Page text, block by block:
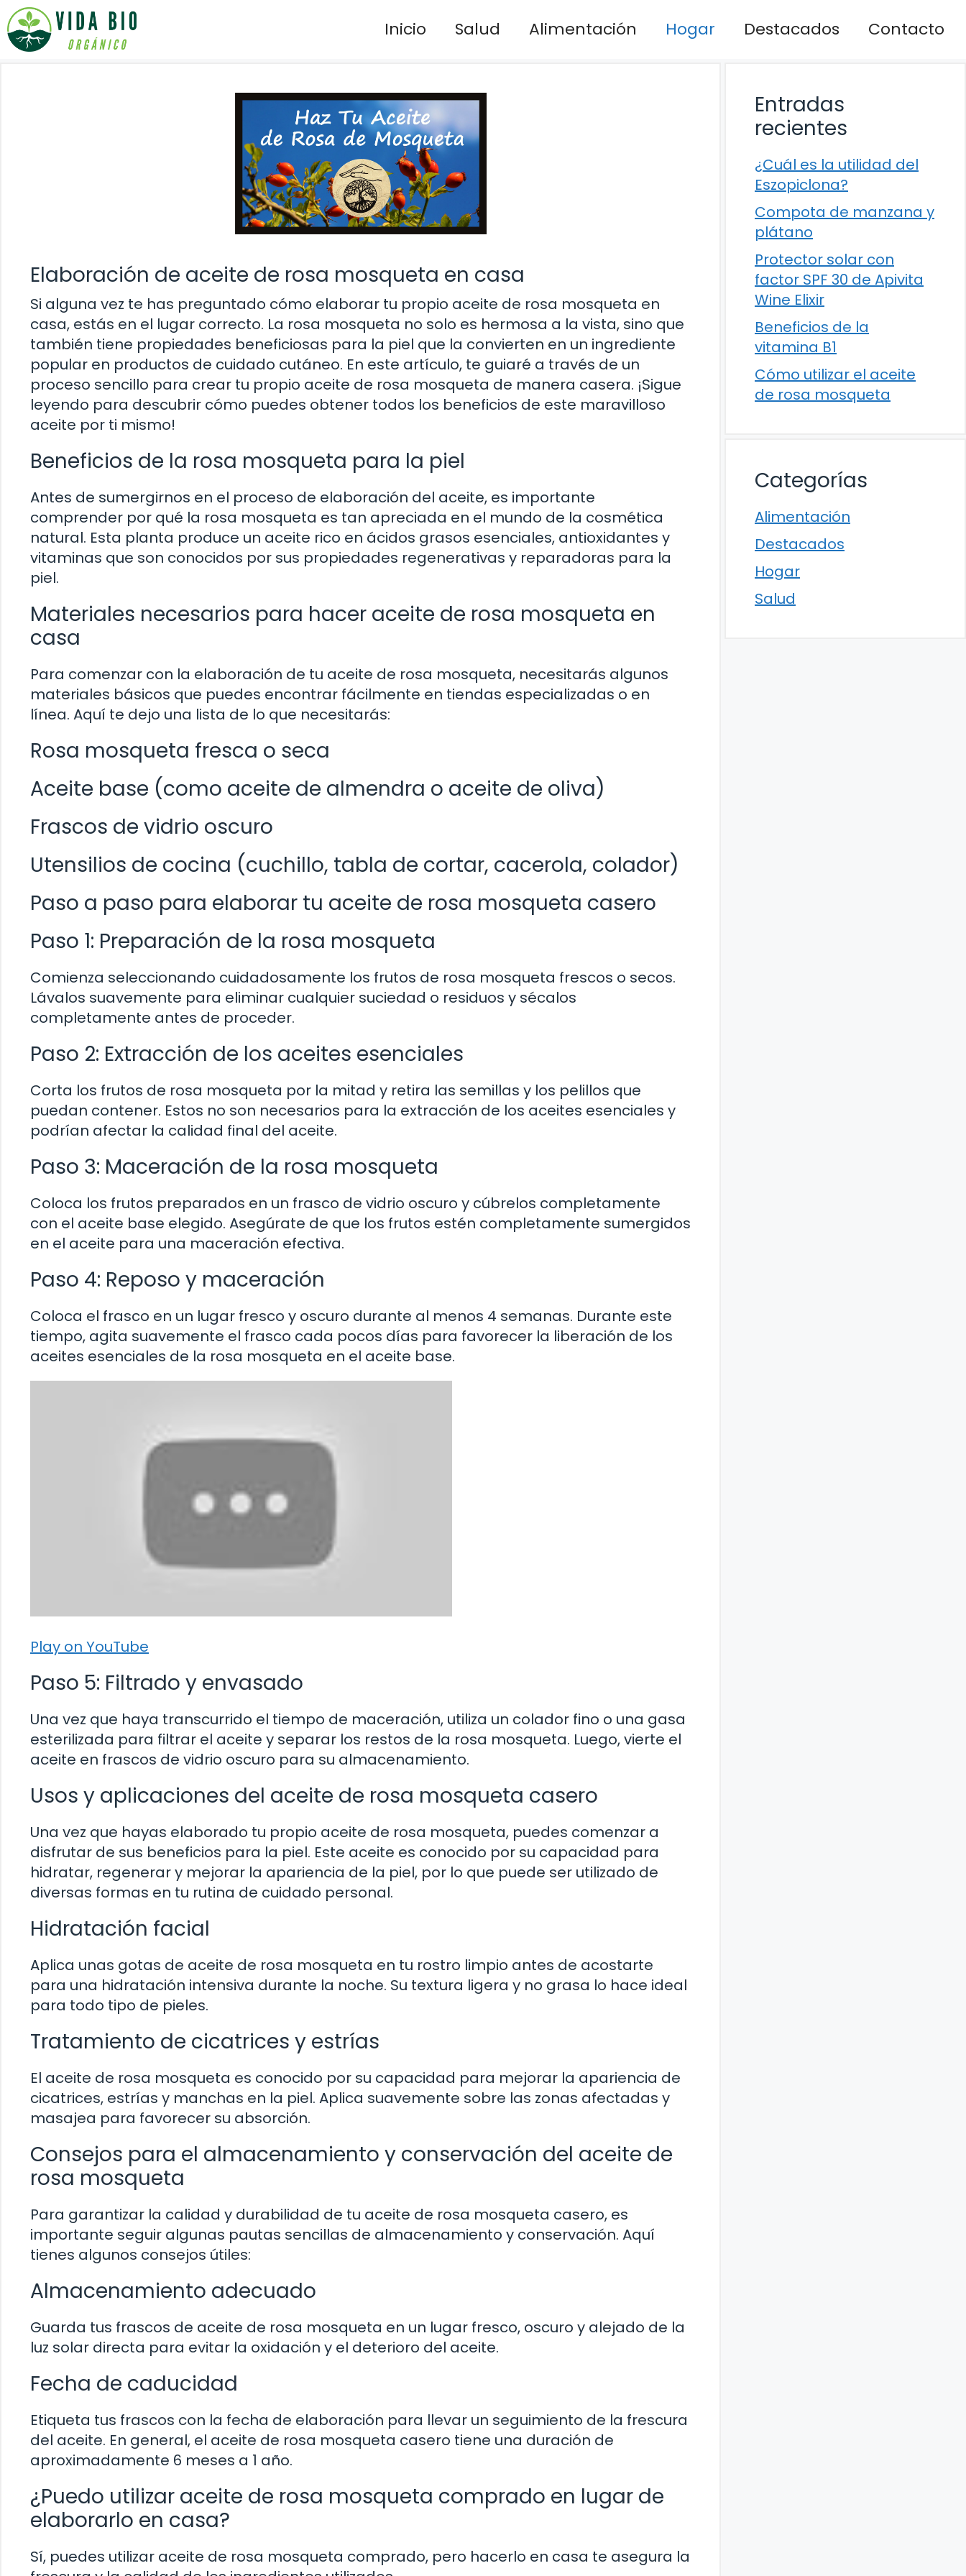
Saltar
al
contenido
Inicio Salud Alimentación Hogar Destacados Contacto
Elaboración de aceite de rosa mosqueta en casa
Si alguna vez te has preguntado cómo elaborar tu propio aceite de rosa mosqueta en
casa, estás en el lugar correcto. La rosa mosqueta no solo es hermosa a la vista, sino que
también tiene propiedades beneficiosas para la piel que la convierten en un ingrediente
popular en productos de cuidado cutáneo. En este artículo, te guiaré a través de un
proceso sencillo para crear tu propio aceite de rosa mosqueta de manera casera. ¡Sigue
leyendo para descubrir cómo puedes obtener todos los beneficios de este maravilloso
aceite por ti mismo!
Beneficios de la rosa mosqueta para la piel
Antes de sumergirnos en el proceso de elaboración del aceite, es importante
comprender por qué la rosa mosqueta es tan apreciada en el mundo de la cosmética
natural. Esta planta produce un aceite rico en ácidos grasos esenciales, antioxidantes y
vitaminas que son conocidos por sus propiedades regenerativas y reparadoras para la
piel.
Materiales necesarios para hacer aceite de rosa mosqueta en
casa
Para comenzar con la elaboración de tu aceite de rosa mosqueta, necesitarás algunos
materiales básicos que puedes encontrar fácilmente en tiendas especializadas o en
línea. Aquí te dejo una lista de lo que necesitarás:
Rosa mosqueta fresca o seca
Aceite base (como aceite de almendra o aceite de oliva)
Frascos de vidrio oscuro
Utensilios de cocina (cuchillo, tabla de cortar, cacerola, colador)
Paso a paso para elaborar tu aceite de rosa mosqueta casero
Paso 1: Preparación de la rosa mosqueta
Comienza seleccionando cuidadosamente los frutos de rosa mosqueta frescos o secos.
Lávalos suavemente para eliminar cualquier suciedad o residuos y sécalos
completamente antes de proceder.
Paso 2: Extracción de los aceites esenciales
Corta los frutos de rosa mosqueta por la mitad y retira las semillas y los pelillos que
puedan contener. Estos no son necesarios para la extracción de los aceites esenciales y
podrían afectar la calidad final del aceite.
Paso 3: Maceración de la rosa mosqueta
Coloca los frutos preparados en un frasco de vidrio oscuro y cúbrelos completamente
con el aceite base elegido. Asegúrate de que los frutos estén completamente sumergidos
en el aceite para una maceración efectiva.
Paso 4: Reposo y maceración
Coloca el frasco en un lugar fresco y oscuro durante al menos 4 semanas. Durante este
tiempo, agita suavemente el frasco cada pocos días para favorecer la liberación de los
aceites esenciales de la rosa mosqueta en el aceite base.
Play on YouTube
Paso 5: Filtrado y envasado
Una vez que haya transcurrido el tiempo de maceración, utiliza un colador fino o una gasa
esterilizada para filtrar el aceite y separar los restos de la rosa mosqueta. Luego, vierte el
aceite en frascos de vidrio oscuro para su almacenamiento.
Usos y aplicaciones del aceite de rosa mosqueta casero
Una vez que hayas elaborado tu propio aceite de rosa mosqueta, puedes comenzar a
disfrutar de sus beneficios para la piel. Este aceite es conocido por su capacidad para
hidratar, regenerar y mejorar la apariencia de la piel, por lo que puede ser utilizado de
diversas formas en tu rutina de cuidado personal.
Hidratación facial
Aplica unas gotas de aceite de rosa mosqueta en tu rostro limpio antes de acostarte
para una hidratación intensiva durante la noche. Su textura ligera y no grasa lo hace ideal
para todo tipo de pieles.
Tratamiento de cicatrices y estrías
El aceite de rosa mosqueta es conocido por su capacidad para mejorar la apariencia de
cicatrices, estrías y manchas en la piel. Aplica suavemente sobre las zonas afectadas y
masajea para favorecer su absorción.
Consejos para el almacenamiento y conservación del aceite de
rosa mosqueta
Para garantizar la calidad y durabilidad de tu aceite de rosa mosqueta casero, es
importante seguir algunas pautas sencillas de almacenamiento y conservación. Aquí
tienes algunos consejos útiles:
Almacenamiento adecuado
Guarda tus frascos de aceite de rosa mosqueta en un lugar fresco, oscuro y alejado de la
luz solar directa para evitar la oxidación y el deterioro del aceite.
Fecha de caducidad
Etiqueta tus frascos con la fecha de elaboración para llevar un seguimiento de la frescura
del aceite. En general, el aceite de rosa mosqueta casero tiene una duración de
aproximadamente 6 meses a 1 año.
¿Puedo utilizar aceite de rosa mosqueta comprado en lugar de
elaborarlo en casa?
Sí, puedes utilizar aceite de rosa mosqueta comprado, pero hacerlo en casa te asegura la
Entradas
recientes
¿Cuál es la utilidad del
Eszopiclona?
Compota de manzana y
plátano
Protector solar con
factor SPF 30 de Apivita
Wine Elixir
Beneficios de la
vitamina B1
Cómo utilizar el aceite
de rosa mosqueta
Categorías
Alimentación
Destacados
Hogar
Salud